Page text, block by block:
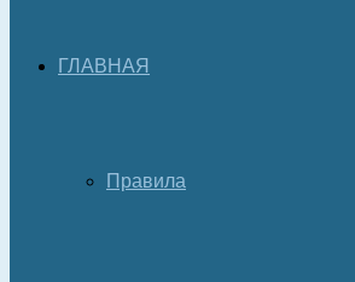
ГЛАВНАЯ
Правила